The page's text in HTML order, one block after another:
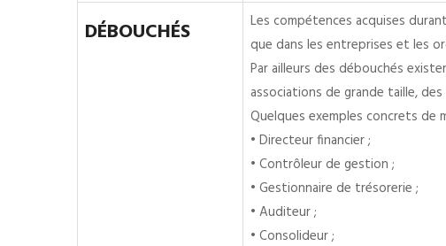
DÉBOUCHÉS
Les compétences acquises
que dans les entreprises et les
Par ailleurs des débouchés
associations de grande taille,
Quelques exemples concrets de
• Directeur financier ;
• Contrôleur de gestion ;
• Gestionnaire de trésorerie ;
• Auditeur ;
• Consolideur ;